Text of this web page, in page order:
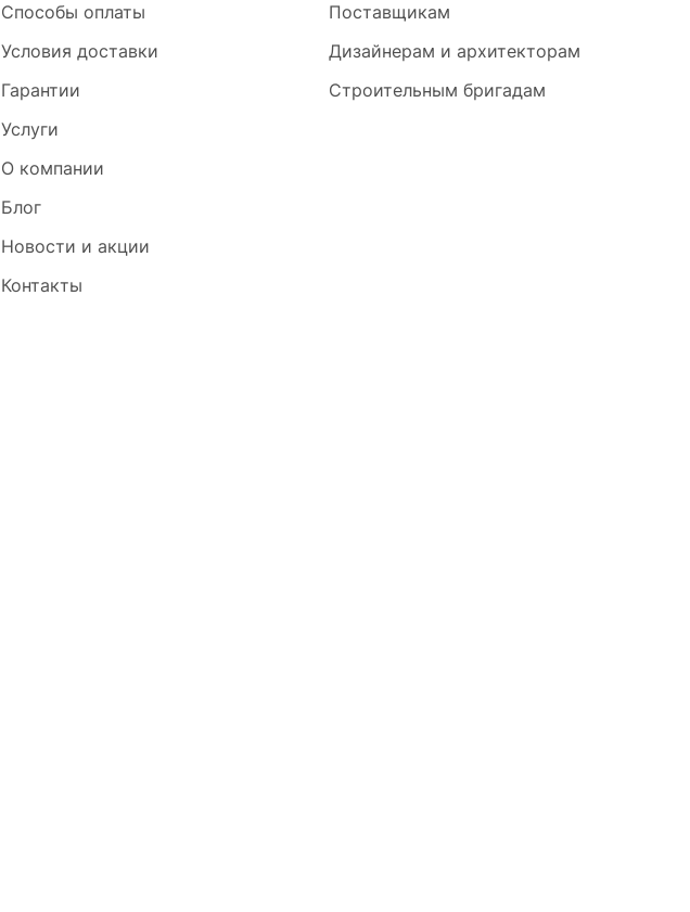
Способы оплаты
Условия доставки
Гарантии
Услуги
О компании
Блог
Новости и акции
Контакты
Поставщикам
Дизайнерам и архитекторам
Строительным бригадам